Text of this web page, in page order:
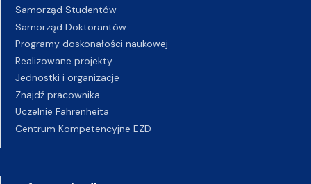
Samorząd Studentów
Samorząd Doktorantów
Programy doskonałości naukowej
Realizowane projekty
Jednostki i organizacje
Znajdź pracownika
Uczelnie Fahrenheita
Centrum Kompetencyjne EZD